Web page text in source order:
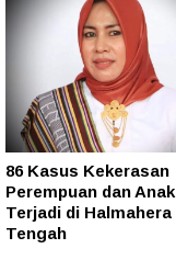
86 Kasus Kekerasan
Perempuan dan Anak
Terjadi di Halmahera
Tengah